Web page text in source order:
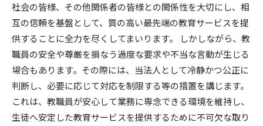
社会の皆様、その他関係者の皆様との関係性を大切にし、相
互の信頼を基盤として、質の高い最先端の教育サービスを提
供することに全力を尽くしてまいります。 しかしながら、教
職員の安全や尊厳を損なう過度な要求や不当な言動が生じる
場合もあります。その際には、当法人として冷静かつ公正に
判断し、必要に応じて対応を制限する等の措置を講じます。
これは、教職員が安心して業務に専念できる環境を維持し、
生徒へ安定した教育サービスを提供するために不可欠な取り